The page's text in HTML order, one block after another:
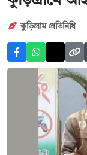
কুড়িগ্রাম প্রতিনিধি